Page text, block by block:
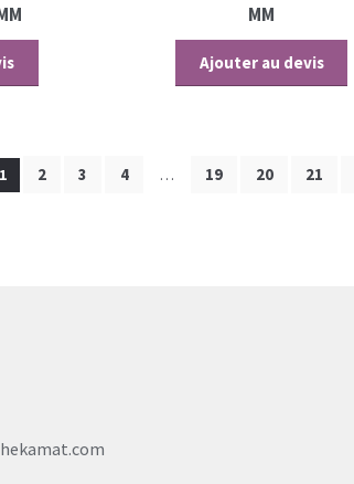
MM
Ajouter au devis
1 2 3 4 … 19 20 21